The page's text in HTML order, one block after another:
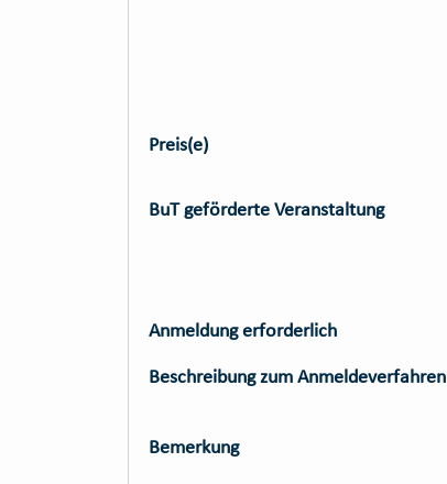
Preis(e)
BuT geförderte Veranstaltung
Anmeldung erforderlich
Beschreibung zum Anmeldeverfahren
Bemerkung